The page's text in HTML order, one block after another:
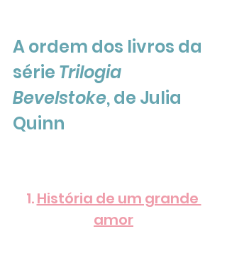
A ordem dos livros da
série Trilogia
Bevelstoke, de Julia
Quinn
1. História de um grande
amor